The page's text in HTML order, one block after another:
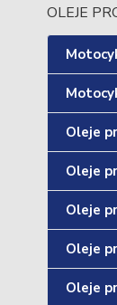
OLEJE
Oleje
Oleje
Oleje
Oleje
Oleje